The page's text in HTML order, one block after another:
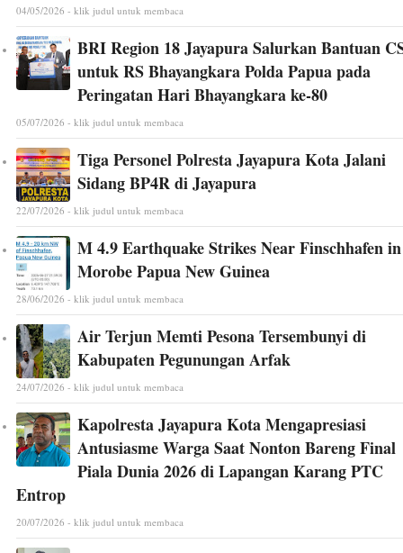
04/05/2026 - klik judul untuk membaca
BRI Region 18 Jayapura Salurkan Bantuan
untuk RS Bhayangkara Polda Papua pada
Peringatan Hari Bhayangkara ke-80
05/07/2026 - klik judul untuk membaca
Tiga Personel Polresta Jayapura Kota Jalani
Sidang BP4R di Jayapura
22/07/2026 - klik judul untuk membaca
M 4.9 Earthquake Strikes Near Finschhafen in
Morobe Papua New Guinea
28/06/2026 - klik judul untuk membaca
Air Terjun Memti Pesona Tersembunyi di
Kabupaten Pegunungan Arfak
24/07/2026 - klik judul untuk membaca
Kapolresta Jayapura Kota Mengapresiasi
Antusiasme Warga Saat Nonton Bareng Final
Piala Dunia 2026 di Lapangan Karang PTC
Entrop
20/07/2026 - klik judul untuk membaca